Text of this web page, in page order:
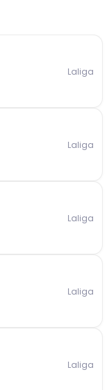
Laliga
Laliga
Laliga
Laliga
Laliga